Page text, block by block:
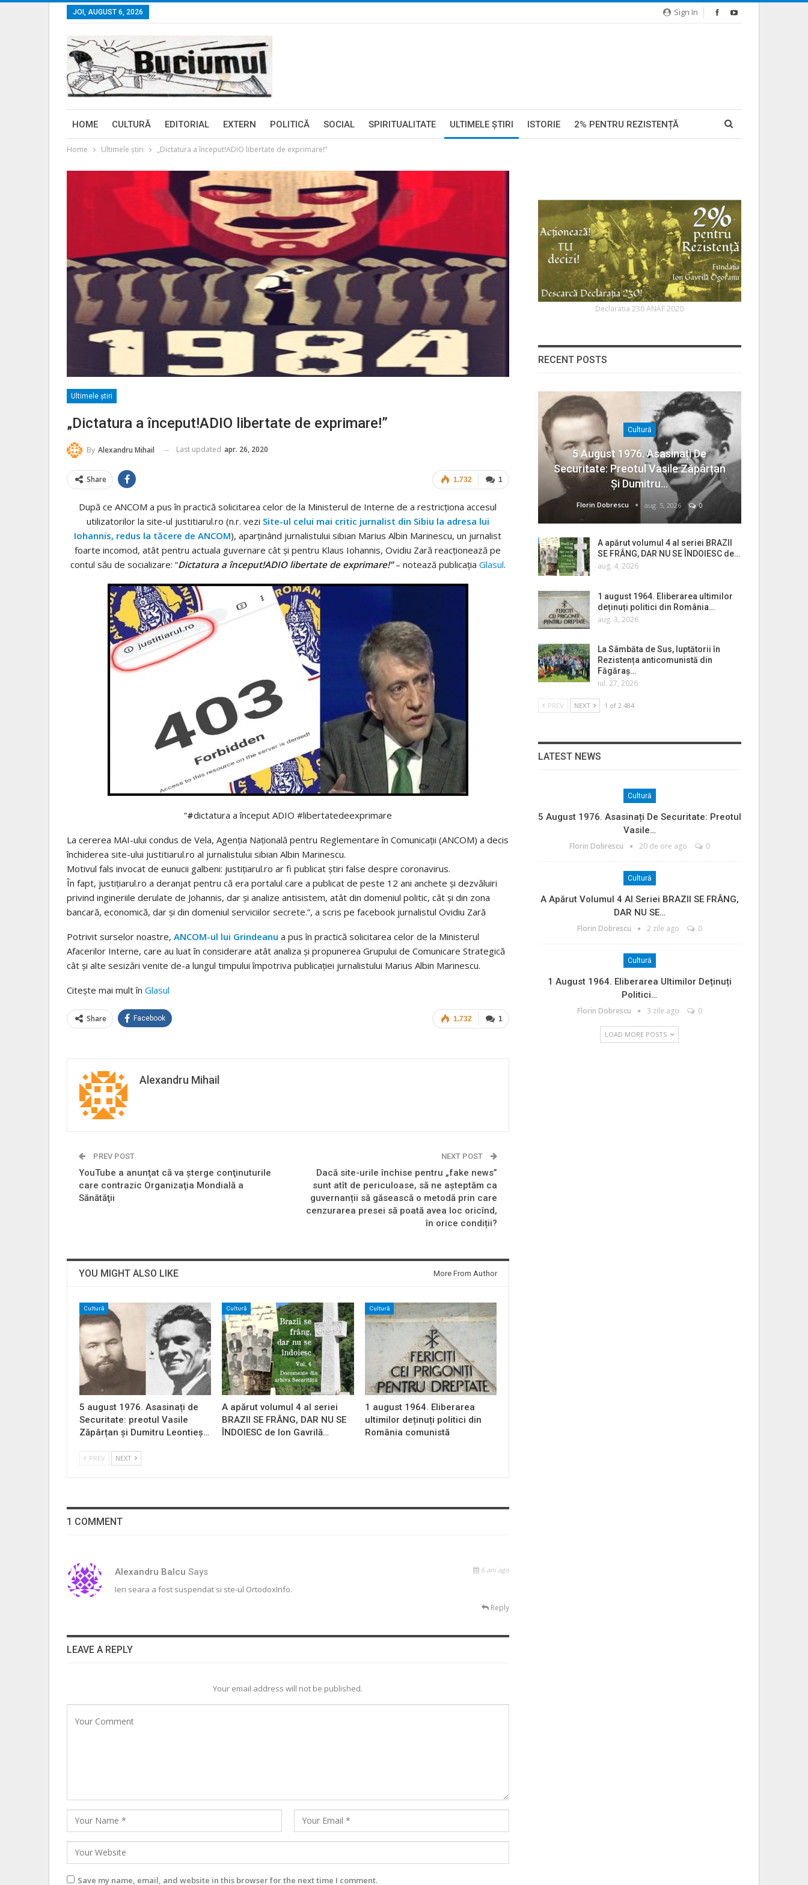
Sign In
JOI, AUGUST 6, 2026
HOME CULTURĂ EDITORIAL EXTERN POLITICĂ SOCIAL SPIRITUALITATE ULTIMELE ŞTIRI ISTORIE 2% PENTRU REZISTENȚĂ
Home Ultimele ştiri „Dictatura a început!ADIO libertate de exprimare!”
Ultimele ştiri
„Dictatura a început!ADIO libertate de exprimare!”
By Alexandru Mihail Last updated apr. 26, 2020
1
1.732
Share
După ce ANCOM a pus în practică solicitarea celor de la Ministerul de Interne de a restricționa accesul
utilizatorilor la site-ul justitiarul.ro (n.r. vezi Site-ul celui mai critic jurnalist din Sibiu la adresa lui
Iohannis, redus la tăcere de ANCOM), aparținând jurnalistului sibian Marius Albin Marinescu, un jurnalist
foarte incomod, atât pentru actuala guvernare cât și pentru Klaus Iohannis, Ovidiu Zară reacționează pe
contul său de socializare: “Dictatura a început!ADIO libertate de exprimare!”– notează publicația Glasul.
“#dictatura a început ADIO #libertatedeexprimare
La cererea MAI-ului condus de Vela, Agenția Națională pentru Reglementare în Comunicații (ANCOM) a decis
închiderea site-ului justitiarul.ro al jurnalistului sibian Albin Marinescu.
Motivul fals invocat de eunucii galbeni: justițiarul.ro ar fi publicat știri false despre coronavirus.
În fapt, justiţiarul.ro a deranjat pentru că era portalul care a publicat de peste 12 ani anchete și dezvăluiri
privind ingineriile derulate de Johannis, dar și analize antisistem, atât din domeniul politic, cât și din zona
bancară, economică, dar și din domeniul serviciilor secrete.”, a scris pe facebook jurnalistul Ovidiu Zară
Potrivit surselor noastre, ANCOM-ul lui Grindeanu a pus în practică solicitarea celor de la Ministerul
Afacerilor Interne, care au luat în considerare atât analiza și propunerea Grupului de Comunicare Strategică
cât și alte sesizări venite de-a lungul timpului împotriva publicației jurnalistului Marius Albin Marinescu.
Citește mai mult în Glasul
1
1.732
Share Facebook
Alexandru Mihail
PREV POST
YouTube a anunţat că va şterge conţinuturile
care contrazic Organizaţia Mondială a
Sănătăţii
NEXT POST
Dacă site-urile închise pentru „fake news”
sunt atît de periculoase, să ne așteptăm ca
guvernanții să găsească o metodă prin care
cenzurarea presei să poată avea loc oricînd,
în orice condiții?
YOU MIGHT ALSO LIKE More From Author
Cultură
5 august 1976. Asasinați de
Securitate: preotul Vasile
Zăpârțan și Dumitru Leontieș…
Cultură
A apărut volumul 4 al seriei
BRAZII SE FRÂNG, DAR NU SE
ÎNDOIESC de Ion Gavrilă…
Cultură
1 august 1964. Eliberarea
ultimilor deținuți politici din
România comunistă
PREV NEXT
1 COMMENT
Alexandru Balcu Says 6 ani ago
Ieri seara a fost suspendat si ste-ul OrtodoxInfo.
Reply
LEAVE A REPLY
Your email address will not be published.
Save my name, email, and website in this browser for the next time I comment.
Declaratia 230 ANAF 2020
RECENT POSTS
Cultură
5 August 1976. Asasinați De
Securitate: Preotul Vasile Zăpârțan
Și Dumitru…
Florin Dobrescu aug. 5, 2026 0
A apărut volumul 4 al seriei BRAZII
SE FRÂNG, DAR NU SE ÎNDOIESC de…
aug. 4, 2026
1 august 1964. Eliberarea ultimilor
deținuți politici din România…
aug. 3, 2026
La Sâmbăta de Sus, luptătorii în
Rezistența anticomunistă din
Făgăraș…
iul. 27, 2026
PREV NEXT 1 of 2.484
LATEST NEWS
Cultură
5 August 1976. Asasinați De Securitate: Preotul
Vasile…
Florin Dobrescu 20 de ore ago 0
Cultură
A Apărut Volumul 4 Al Seriei BRAZII SE FRÂNG,
DAR NU SE…
Florin Dobrescu 2 zile ago 0
Cultură
1 August 1964. Eliberarea Ultimilor Deținuți
Politici…
Florin Dobrescu 3 zile ago 0
LOAD MORE POSTS